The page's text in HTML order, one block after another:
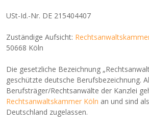
USt-Id.-Nr. DE 215404407
Zuständige Aufsicht:
50668 Köln
Die gesetzliche Bezeichnung
geschützte deutsche Berufsbezeichnung.
Berufsträger/Rechtsanwälte der Kanzlei
Rechtsanwaltskammer Köln an und sind
Deutschland zugelassen.